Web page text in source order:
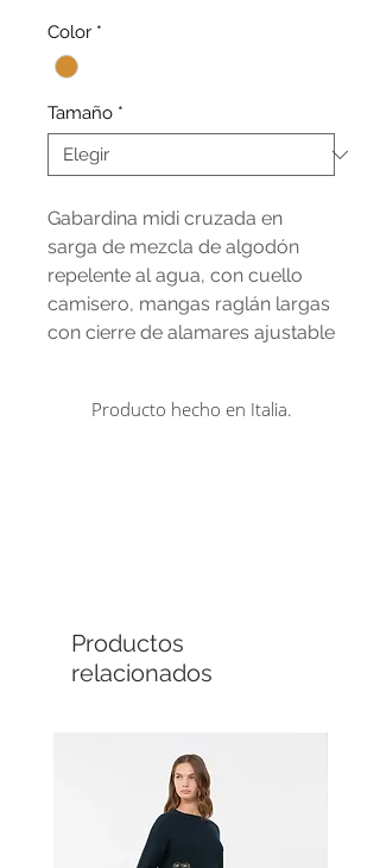
Color *
Tamaño *
Gabardina midi cruzada en
sarga de mezcla de algodón
repelente al agua, con cuello
camisero, mangas raglán largas
con cierre de alamares ajustable
y cinta con el logotipo en
Producto hecho en Italia.
Productos
relacionados